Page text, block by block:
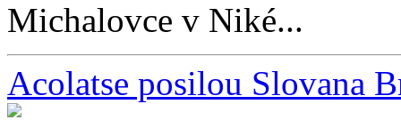
Michalovce v Niké...
Acolatse posilou Slovana